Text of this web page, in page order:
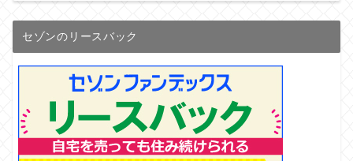
セゾンのリースバック